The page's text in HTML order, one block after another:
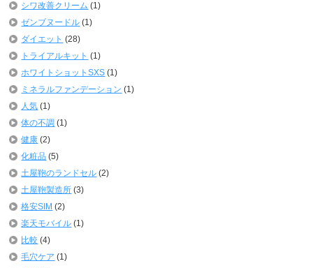
シワ改善クリーム (1)
ゼンブヌードル (1)
ダイエット (28)
トライアルキット (1)
ホワイトショットSXS (1)
ミネラルファンデーション (1)
人気 (1)
体の不調 (1)
健康 (2)
化粧品 (5)
土屋鞄のランドセル (2)
土屋鞄製造所 (3)
格安SIM (2)
楽天モバイル (1)
比較 (4)
毛穴ケア (1)